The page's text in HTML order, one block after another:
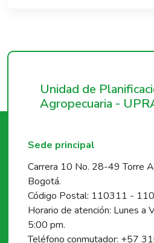
Unidad de
Agropecuaria -
Sede principal
Carrera 10 No. 28-49 Torre
Bogotá.
Código Postal: 110311 -
Horario de atención: Lunes a
5:00 pm.
Teléfono conmutador: +57